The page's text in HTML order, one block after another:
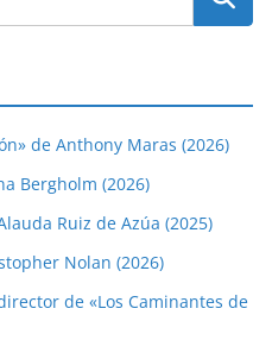
de Anthony Maras (2026)
Bergholm (2026)
Ruiz de Azúa (2025)
Nolan (2026)
de «Los Caminantes de